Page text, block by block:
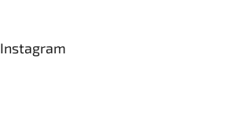
Instagram